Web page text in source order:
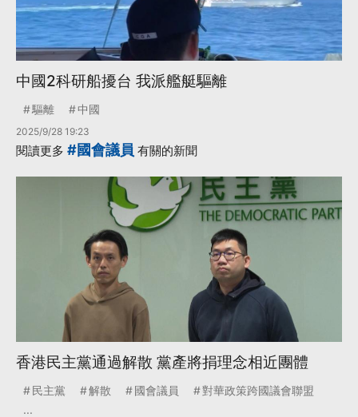
中國2科研船擾台 我派艦艇驅離
驅離 中國
2025/9/28 19:23
閱讀更多 #國會議員 有關的新聞
香港民主黨通過解散 黨產將捐理念相近團體
民主黨 解散 國會議員
對華政策跨國議會聯盟
...